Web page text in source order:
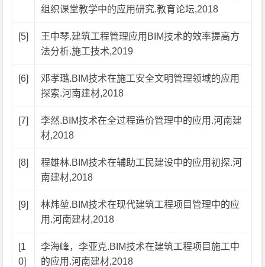
组织课堂教学中的应用研究.教育论坛,2018
[5]
王中琴.建筑工程管理应用BIM技术的效率提高方
法分析.施工技术,2019
[6]
邓孝璐.BIM技术在施工安全文明管理领域的应用
探索.河南建材,2018
[7]
李然.BIM技术在全过程造价管理中的应用.河南建
材,2018
[8]
程雄林.BIM技术在辅助工民建设中的应用初探.河
南建材,2018
[9]
林炜堃.BIM技术在现代建筑工程项目管理中的应
用.河南建材,2018
[1
0]
李海峰，李亚克.BIM技术在建筑工程项目施工中
的应用.河南建材,2018